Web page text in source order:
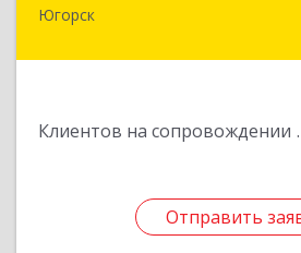
Югорск
Клиентов на сопровождении
Отправить
Отправить